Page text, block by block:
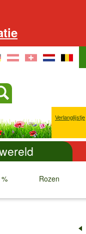
Verlanglijstje
Rozen
↓ ↓